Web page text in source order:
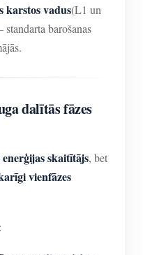
karstos vadus(L1 un
barošanas
dalītās fāzes
skaitītājs, bet
vienfāzes